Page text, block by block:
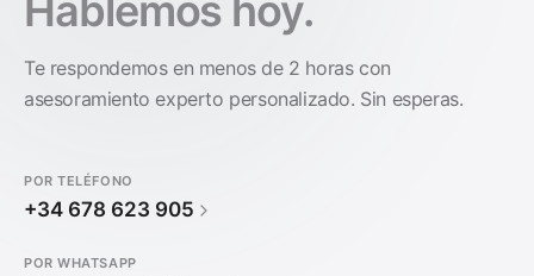
Hablemos hoy.
Te respondemos en menos de 2 horas con
asesoramiento experto personalizado. Sin esperas.
POR TELÉFONO
+34 678 623 905
POR WHATSAPP